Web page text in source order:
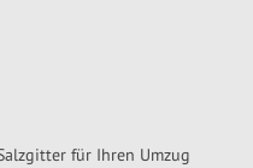
für Ihren Umzug